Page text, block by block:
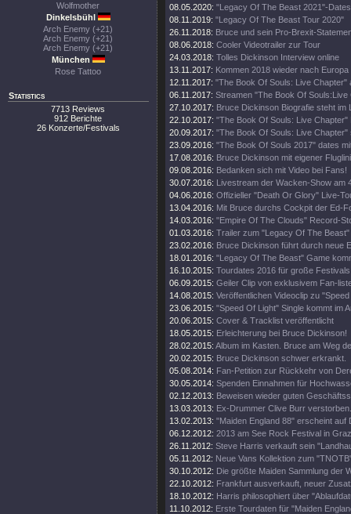
Wolfmother
Dinkelsbühl
Arch Enemy (+21)
Arch Enemy (+21)
Arch Enemy (+21)
München
Rose Tattoo
Statistics
7713 Reviews
912 Berichte
26 Konzerte/Festivals
08.05.2020: "Legacy Of The Beast 2021"-Dates
08.11.2019: "Legacy Of The Beast Tour 2020"
26.11.2018: Bruce und sein Pro-Brexit-
08.06.2018: Cooler Videotrailer zur Tour
24.03.2018: Tolles Dickinson Interview online
13.11.2017: Kommen 2018 wieder nach Europa
12.11.2017: "The Book Of Souls: Live Chapter"
06.11.2017: Streamen "The Book Of Souls:Live
27.10.2017: Bruce Dickinson Biografie steht im
22.10.2017: "The Book Of Souls: Live Chapter"
20.09.2017: "The Book Of Souls: Live Chapter"
23.09.2016: "The Book Of Souls 2017" dates
17.08.2016: Bruce Dickinson mit eigener
09.08.2016: Bedanken sich mit Video bei Fans!
30.07.2016: Livestream der Wacken-Show am
04.06.2016: Offizieller "Death Or Glory" Live-
13.04.2016: Mit Bruce durchs Cockpit der Ed-
14.03.2016: "Empire Of The Clouds" Record-
01.03.2016: Trailer zum "Legacy Of The Beast"
23.02.2016: Bruce Dickinson führt durch neue
18.01.2016: "Legacy Of The Beast" Game
16.10.2015: Tourdates 2016 für große
06.09.2015: Geiler Clip von exklusivem Fan-
14.08.2015: Veröffentlichen Videoclip zu
23.06.2015: "Speed Of Light" Single kommt im
20.06.2015: Cover & Tracklist veröffentlicht
18.05.2015: Erleichterung bei Bruce Dickinson!
28.02.2015: Album im Kasten. Bruce am Weg
20.02.2015: Bruce Dickinson schwer erkrankt.
05.08.2014: Fan-Petition zur Rückkehr von
30.05.2014: Spenden Einnahmen für
02.12.2013: Beweisen wieder guten
13.03.2013: Ex-Drummer Clive Burr verstorben.
13.02.2013: "Maiden England 88" erscheint auf
06.12.2012: 2013 am See Rock Festival in Graz
26.11.2012: Steve Harris verkauft sein
05.11.2012: Neue Vans Kollektion zum
30.10.2012: Die größte Maiden Sammlung der
22.10.2012: Frankfurt ausverkauft, neuer
18.10.2012: Harris philosophiert über
11.10.2012: Erste Tourdaten für "Maiden